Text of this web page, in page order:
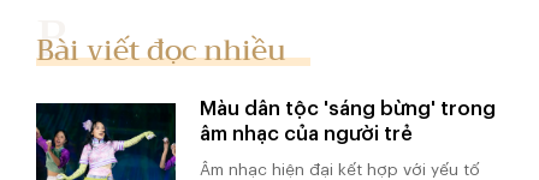
Bài viết đọc nhiều
Màu dân tộc 'sáng bừng' trong
âm nhạc của người trẻ
Âm nhạc hiện đại kết hợp với yếu tố